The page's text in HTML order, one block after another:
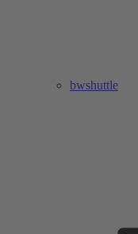
bwshuttle